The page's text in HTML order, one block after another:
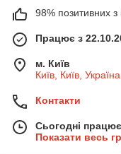
98% позитивних з
Працює з
м. Київ
Київ, Київ, Україна
Контакти
Сьогодні
Показати весь